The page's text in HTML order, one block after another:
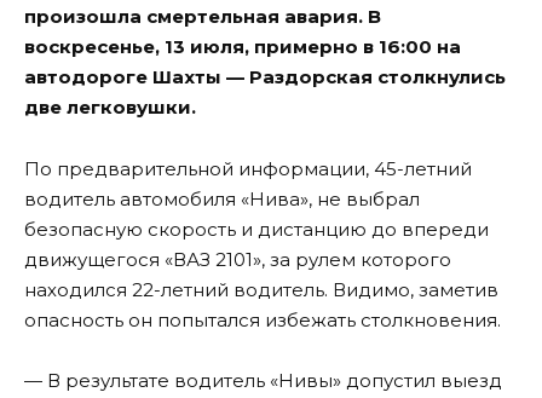
произошла смертельная авария. В
воскресенье, 13 июля, примерно в 16:00 на
автодороге Шахты — Раздорская столкнулись
две легковушки.
По предварительной информации, 45-летний
водитель автомобиля «Нива», не выбрал
безопасную скорость и дистанцию до впереди
движущегося «ВАЗ 2101», за рулем которого
находился 22-летний водитель. Видимо, заметив
опасность он попытался избежать столкновения.
— В результате водитель «Нивы» допустил выезд